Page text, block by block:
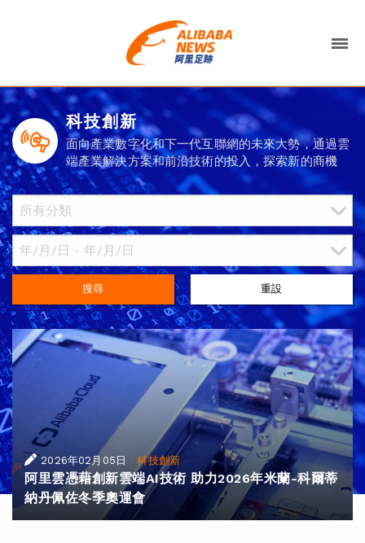
科技創新
面向產業數字化和下一代互聯網的未來大勢，通過雲
端產業解決方案和前沿技術的投入，探索新的商機
搜尋 重設
2026年02月05日 |科技創新
阿里雲憑藉創新雲端AI技術 助力2026年米蘭-科爾蒂
納丹佩佐冬季奧運會